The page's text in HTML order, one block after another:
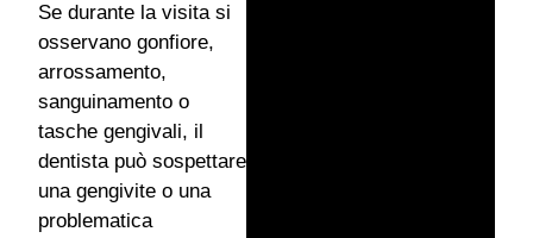
Se durante la visita si
osservano gonfiore,
arrossamento,
sanguinamento o
tasche gengivali, il
dentista può sospettare
una gengivite o una
problematica